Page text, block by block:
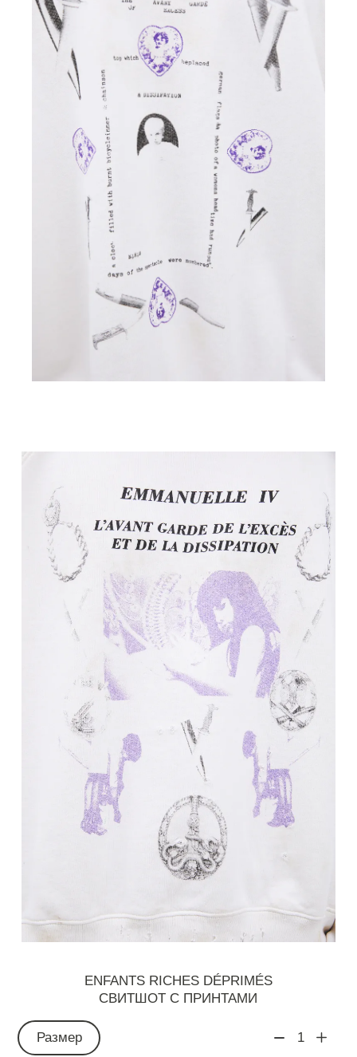
ENFANTS RICHES DÉPRIMÉS
СВИТШОТ С ПРИНТАМИ
Размер 1